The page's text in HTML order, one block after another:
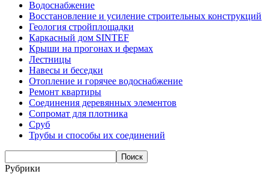
Водоснабжение
Восстановление и усиление строительных конструкций
Геология стройплощадки
Каркасный дом SINTEF
Крыши на прогонах и фермах
Лестницы
Навесы и беседки
Отопление и горячее водоснабжение
Ремонт квартиры
Соединения деревянных элементов
Сопромат для плотника
Сруб
Трубы и способы их соединений
Рубрики